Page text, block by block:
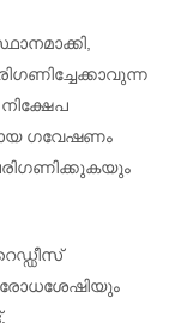
ഗവേഷണം